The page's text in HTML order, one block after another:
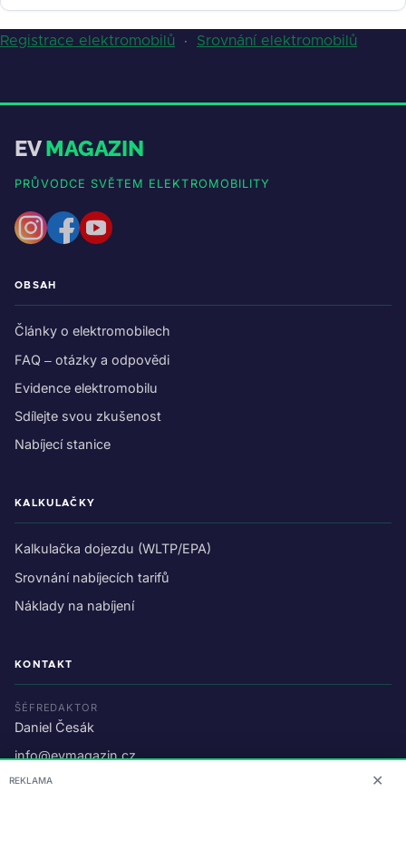
Registrace elektromobilů · Srovnání elektromobilů
EVMAGAZIN
PRŮVODCE SVĚTEM ELEKTROMOBILITY
OBSAH
Články o elektromobilech
FAQ – otázky a odpovědi
Evidence elektromobilu
Sdílejte svou zkušenost
Nabíjecí stanice
KALKULAČKY
Kalkulačka dojezdu (WLTP/EPA)
Srovnání nabíjecích tarifů
Náklady na nabíjení
KONTAKT
ŠÉFREDAKTOR
Daniel Česák
info@evmagazin.cz
O nás
REKLAMA ✕